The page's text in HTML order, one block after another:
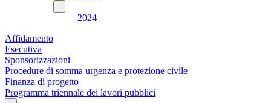
2024
Affidamento
Esecutiva
Sponsorizzazioni
Procedure di somma urgenza e protezione civile
Finanza di progetto
Programma triennale dei lavori pubblici